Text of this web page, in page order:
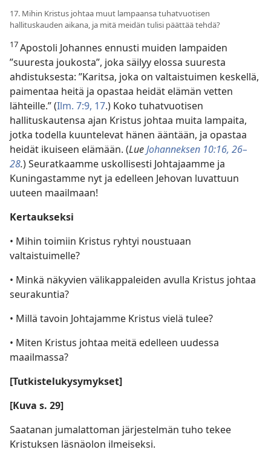
17. Mihin Kristus johtaa muut lampaansa tuhatvuotisen
hallituskauden aikana, ja mitä meidän tulisi päättää tehdä?
17Apostoli Johannes ennusti muiden lampaiden
”suuresta joukosta”, joka säilyy elossa suuresta
ahdistuksesta: ”Karitsa, joka on valtaistuimen keskellä,
paimentaa heitä ja opastaa heidät elämän vetten
lähteille.” (Ilm. 7:9, 17.) Koko tuhatvuotisen
hallituskautensa ajan Kristus johtaa muita lampaita,
jotka todella kuuntelevat hänen ääntään, ja opastaa
heidät ikuiseen elämään. (LueJohanneksen 10:16, 26–
28.) Seuratkaamme uskollisesti Johtajaamme ja
Kuningastamme nyt ja edelleen Jehovan luvattuun
uuteen maailmaan!
Kertaukseksi
• Mihin toimiin Kristus ryhtyi noustuaan
valtaistuimelle?
• Minkä näkyvien välikappaleiden avulla Kristus johtaa
seurakuntia?
• Millä tavoin Johtajamme Kristus vielä tulee?
• Miten Kristus johtaa meitä edelleen uudessa
maailmassa?
[Tutkistelukysymykset]
[Kuva s. 29]
Saatanan jumalattoman järjestelmän tuho tekee
Kristuksen läsnäolon ilmeiseksi.